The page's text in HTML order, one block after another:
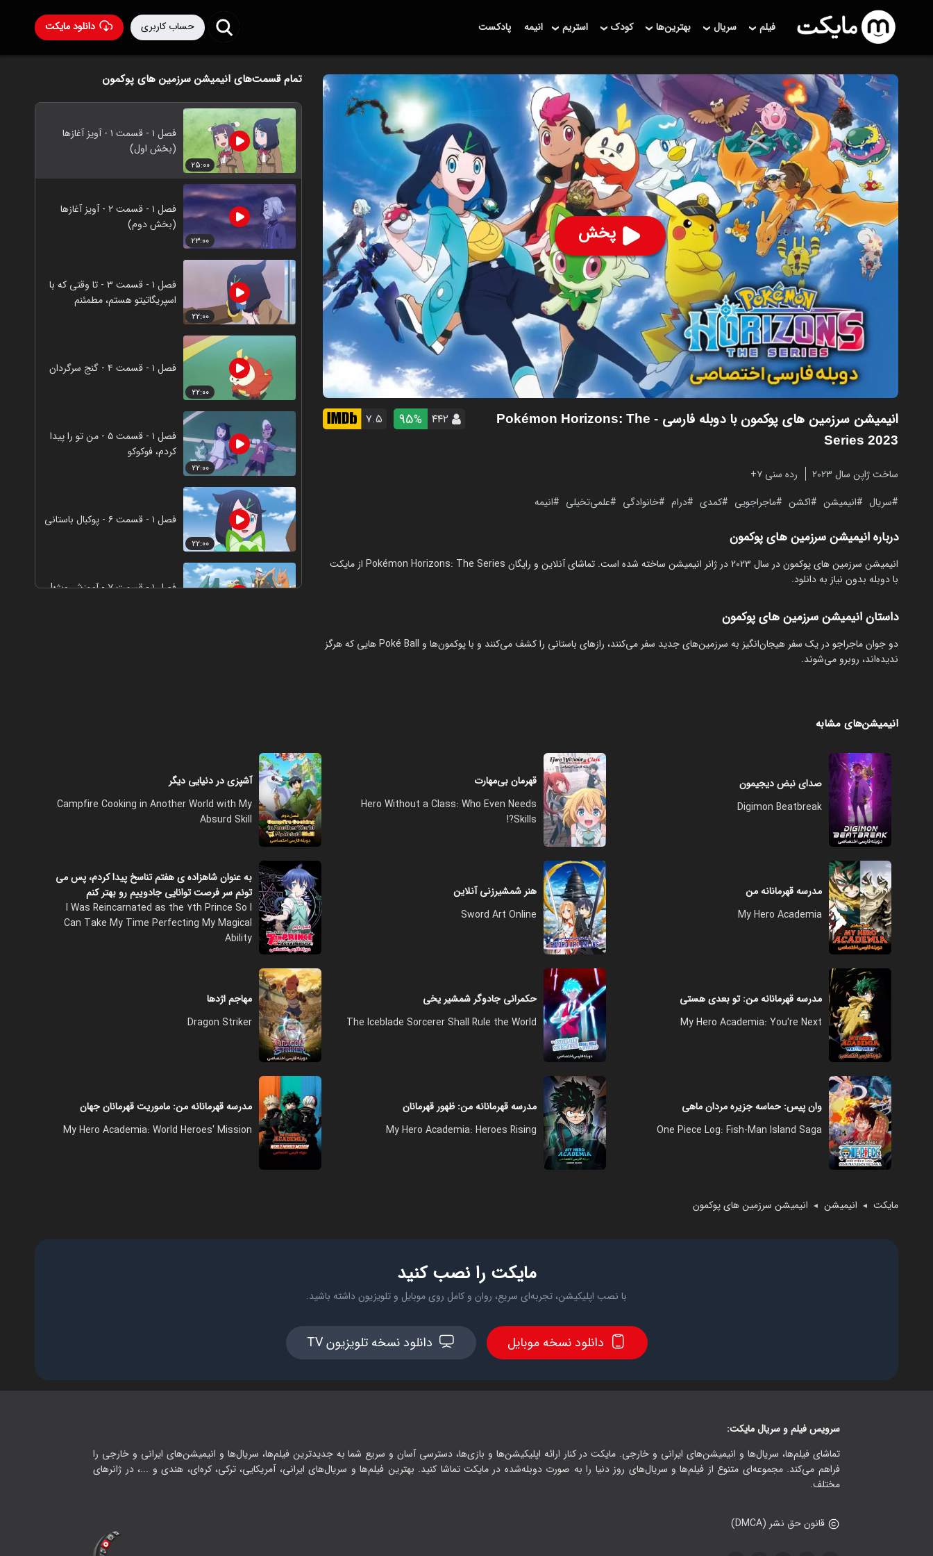
دانلود مایکت حساب کاربری فیلم سریال بهترین‌ها کودک استریم انیمه پادکست
پخش
انیمیشن سرزمین های پوکمون با دوبله فارسی
- Pokémon Horizons: The
Series 2023
۴۴۲ 95% ۷.۵
ساخت ژاپن سال 2023
رده سنی ۷+
سریال
انیمیشن اکشن ماجراجویی کمدی درام خانوادگی علمی‌تخیلی انیمه
درباره انیمیشن سرزمین های پوکمون
انیمیشن سرزمین های پوکمون در سال 2023 در ژانر انیمیشن ساخته شده است. تماشای آنلاین و رایگان Pokémon Horizons: The Series از مایکت
با دوبله بدون نیاز به دانلود.
داستان انیمیشن سرزمین های پوکمون
دو جوان ماجراجو در یک سفر هیجان‌انگیز به سرزمین‌های جدید سفر می‌کنند، رازهای باستانی را کشف می‌کنند و با پوکمون‌ها و Poké Ball هایی که هرگز
ندیده‌اند، روبرو می‌شوند.
تمام قسمت‌های انیمیشن سرزمین های پوکمون
۲۵:۰۰
فصل ۱ - قسمت ۱ - آویز آغازها
(بخش اول)
۲۳:۰۰
فصل ۱ - قسمت ۲ - آویز آغازها
(بخش دوم)
۲۲:۰۰
فصل ۱ - قسمت ۳ - تا وقتی که با
اسپریگاتیتو هستم، مطمئنم
۲۲:۰۰
فصل ۱ - قسمت ۴ - گنج سرگردان
۲۲:۰۰
فصل ۱ - قسمت ۵ - من تو را پیدا
کردم، فوکوکو
۲۲:۰۰
فصل ۱ - قسمت ۶ - پوکبال باستانی
فصل ۱ - قسمت ۷ - آموزش ویژه!
فصل ۱ - قسمت ۱۰ - نمونا و
۲۲:۰۰
فصل ۱ - قسمت ۱۱ - جنگل آربولیوا
۲۲:۰۰
فصل ۱ - قسمت ۱۴ - پرواز کن،
واترل!!
۲۴:۰۰
انیمیشن‌های مشابه
صدای نبض دیجیمون
Digimon Beatbreak
قهرمان بی‌مهارت
Hero Without a Class: Who Even Needs
Skills?!
آشپزی در دنیایی دیگر
Campfire Cooking in Another World with My
Absurd Skill
مدرسه قهرمانانه من
My Hero Academia
هنر شمشیرزنی آنلاین
Sword Art Online
به عنوان شاهزاده‌ ی هفتم تناسخ پیدا کردم، پس می
‌تونم سر فرصت توانایی جادوییم رو بهتر کنم
I Was Reincarnated as the 7th Prince So I
Can Take My Time Perfecting My Magical
Ability
مدرسه قهرمانانه من: تو بعدی هستی
My Hero Academia: You're Next
حکمرانی جادوگر شمشیر یخی
The Iceblade Sorcerer Shall Rule the World
مهاجم اژدها
Dragon Striker
وان پیس: حماسه جزیره مردان ماهی
One Piece Log: Fish-Man Island Saga
مدرسه قهرمانانه من: ظهور قهرمانان
My Hero Academia: Heroes Rising
مدرسه قهرمانانه من: ماموریت قهرمانان جهان
My Hero Academia: World Heroes' Mission
مایکت ◄ انیمیشن ◄ انیمیشن سرزمین های پوکمون
مایکت را نصب کنید
با نصب اپلیکیشن، تجربه‌ای سریع، روان و کامل روی موبایل و تلویزیون داشته باشید.
دانلود نسخه موبایل دانلود نسخه تلویزیون TV
سرویس فیلم و سریال مایکت:
تماشای فیلم‌ها، سریال‌ها و انیمیشن‌های ایرانی و خارجی. مایکت در کنار ارائه اپلیکیشن‌ها و بازی‌ها، دسترسی آسان و سریع شما به جدیدترین فیلم‌ها، سریال‌ها و انیمیشن‌های ایرانی و خارجی را
فراهم می‌کند. مجموعه‌ای متنوع از فیلم‌ها و سریال‌های روز دنیا را به صورت دوبله‌شده در مایکت تماشا کنید. بهترین فیلم‌ها و سریال‌های ایرانی، آمریکایی، ترکی، کره‌ای، هندی و ...، در ژانرهای
مختلف.
قانون حق نشر (DMCA)